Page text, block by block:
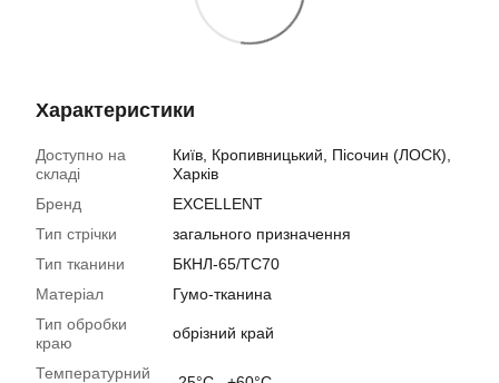
Характеристики
Доступно на
складі
Київ, Кропивницький, Пісочин (ЛОСК),
Харків
Бренд
EXCELLENT
Тип стрічки
загального призначення
Тип тканини
БКНЛ-65/TC70
Матеріал
Гумо-тканина
Тип обробки
краю
обрізний край
Температурний